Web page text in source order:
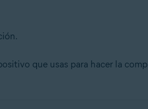
que usas para hacer la